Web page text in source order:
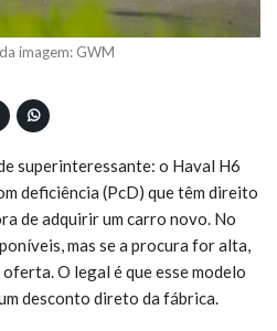
imagem: GWM
superinteressante: o Haval H6
deficiência (PcD) que têm direito
de adquirir um carro novo. No
mas se a procura for alta,
O legal é que esse modelo
desconto direto da fábrica.